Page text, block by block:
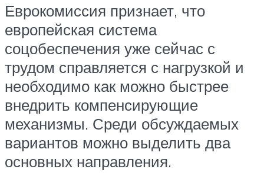
Еврокомиссия признает, что
европейская система
соцобеспечения уже сейчас с
трудом справляется с нагрузкой и
необходимо как можно быстрее
внедрить компенсирующие
механизмы. Среди обсуждаемых
вариантов можно выделить два
основных направления.